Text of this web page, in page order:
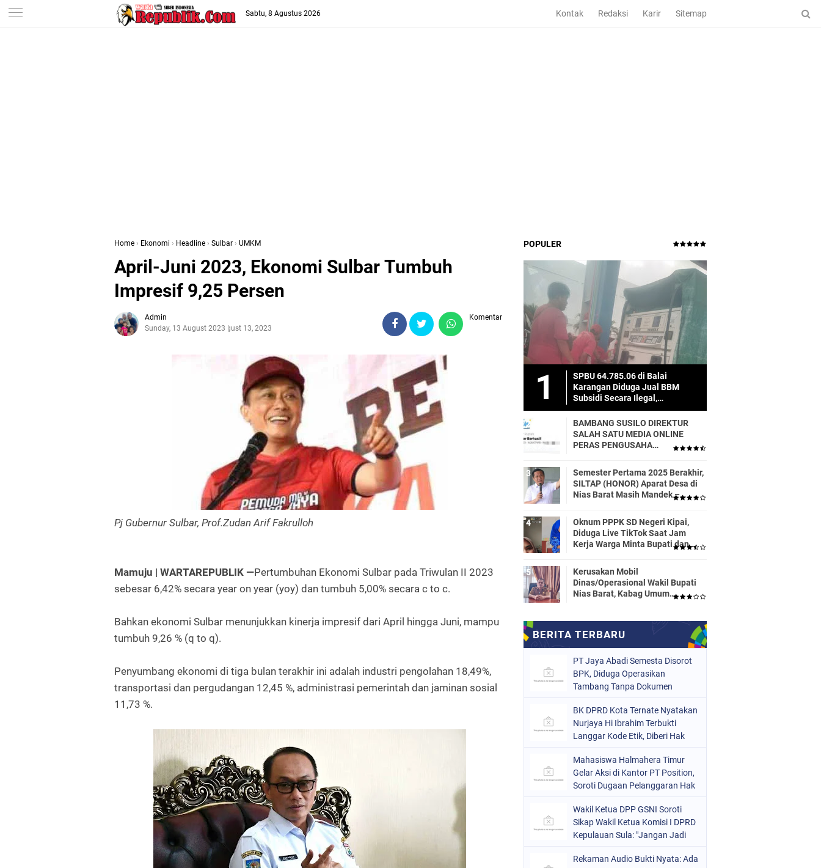
-->
Sabtu, 8 Agustus 2026 Kontak Redaksi Karir Sitemap
Home › Ekonomi › Headline › Sulbar › UMKM
April-Juni 2023, Ekonomi Sulbar Tumbuh
Impresif 9,25 Persen
Admin
Sunday, 13 August 2023August 13, 2023
Komentar
Pj Gubernur Sulbar, Prof.Zudan Arif Fakrulloh
Mamuju | WARTAREPUBLIK —Pertumbuhan Ekonomi Sulbar pada Triwulan II 2023
sebesar 6,42% secara year on year (yoy) dan tumbuh 5,00% secara c to c.
Bahkan ekonomi Sulbar menunjukkan kinerja impresif dari April hingga Juni, mampu
tumbuh 9,26 % (q to q).
Penyumbang ekonomi di tiga bulan terakhir ini adalah industri pengolahan 18,49%,
transportasi dan pergudangan 12,45 %, administrasi pemerintah dan jaminan sosial
11,73 %.
POPULER
SPBU 64.785.06 di Balai
Karangan Diduga Jual BBM
Subsidi Secara Ilegal,
Masyarakat Dirugikan!
BAMBANG SUSILO DIREKTUR
SALAH SATU MEDIA ONLINE
PERAS PENGUSAHA
Semester Pertama 2025 Berakhir,
SILTAP (HONOR) Aparat Desa di
Nias Barat Masih Mandek –
Persen
Oknum PPPK SD Negeri Kipai,
Diduga Live TikTok Saat Jam
Kerja Warga Minta Bupati dan
Segera Proses Sesuai Hukum
Kerusakan Mobil
Dinas/Operasional Wakil Bupati
Nias Barat, Kabag Umum
PT Jaya Abadi Semesta Disorot
BPK, Diduga Operasikan
Tambang Tanpa Dokumen
Limbah ke Hulu Sungai
BK DPRD Kota Ternate Nyatakan
Nurjaya Hi Ibrahim Terbukti
Langgar Kode Etik, Diberi Hak
Mahasiswa Halmahera Timur
Gelar Aksi di Kantor PT Position,
Soroti Dugaan Pelanggaran Hak
Wakil Ketua DPP GSNI Soroti
Sikap Wakil Ketua Komisi I DPRD
Kepulauan Sula: "Jangan Jadi
Rekaman Audio Bukti Nyata: Ada